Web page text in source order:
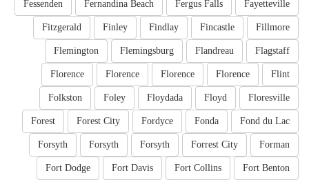
Fayetteville
Fergus Falls
Fernandina Beach
Fessenden
Fillmore
Fincastle
Findlay
Finley
Fitzgerald
Flagstaff
Flandreau
Flemingsburg
Flemington
Flint
Florence
Florence
Florence
Florence
Floresville
Floyd
Floydada
Foley
Folkston
Fond du Lac
Fonda
Fordyce
Forest City
Forest
Forman
Forrest City
Forsyth
Forsyth
Forsyth
Fort Benton
Fort Collins
Fort Davis
Fort Dodge